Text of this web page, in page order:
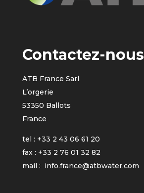
Contactez-nous
ATB France Sarl
L’orgerie
53350 Ballots
France
tel : +33 2 43 06 61 20
fax : +33 2 76 01 32 82
mail : info.france@atbwater.com